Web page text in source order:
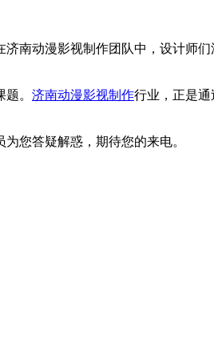
南动漫影视制作团队中，设计师们
。 济南动漫影视制作行业，正是
您答疑解惑，期待您的来电。